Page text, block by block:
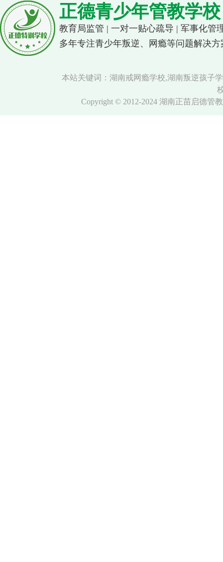
正德青少年管教学校
教育局监管 | 一对一贴心疏导 | 军事化管
多年专注青少年叛逆、网瘾等问题解决方
本站关键词：湖南戒网瘾学校,湖南叛逆孩子
Copyright © 2012-2024 湖南正苗启德管